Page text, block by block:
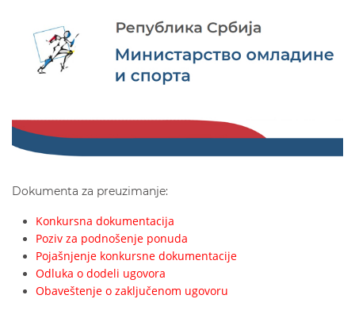
Dokumenta za preuzimanje:
Konkursna dokumentacija
Poziv za podnošenje ponuda
Pojašnjenje konkursne dokumentacije
Odluka o dodeli ugovora
Obaveštenje o zaključenom ugovoru